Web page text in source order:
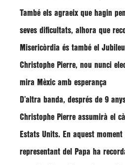
També els agraeix que hagin
seves dificultats, alhora que
Misericòrdia és també el
Christophe Pierre, nou nunci
mira Mèxic amb esperança
D’altra banda, després de 9
Christophe Pierre assumirà el
Estats Units. En aquest moment
representant del Papa ha